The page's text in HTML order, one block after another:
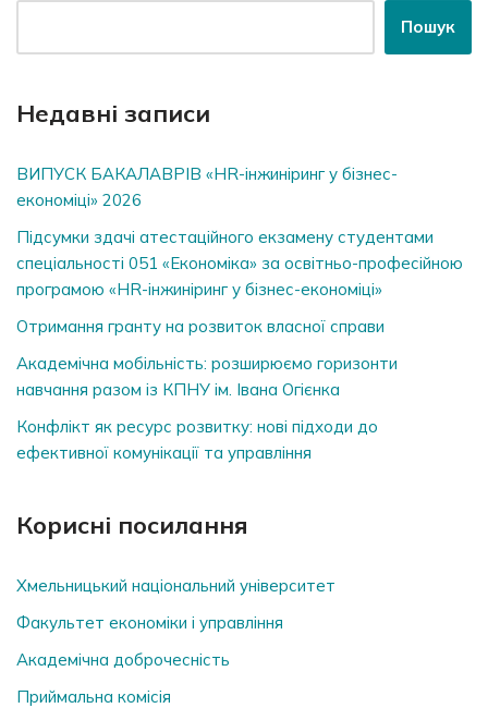
Пошук
Недавні записи
ВИПУСК БАКАЛАВРІВ «HR-інжиніринг у бізнес-
економіці» 2026
Підсумки здачі атестаційного екзамену студентами
спеціальності 051 «Економіка» за освітньо-професійною
програмою «HR-інжиніринг у бізнес-економіці»
Отримання гранту на розвиток власної справи
Академічна мобільність: розширюємо горизонти
навчання разом із КПНУ ім. Івана Огієнка
Конфлікт як ресурс розвитку: нові підходи до
ефективної комунікації та управління
Корисні посилання
Хмельницький національний університет
Факультет економіки і управління
Академічна доброчесність
Приймальна комісія